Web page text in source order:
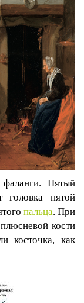
Пятый
головка пятой
пальца. При
кости
косточка, как